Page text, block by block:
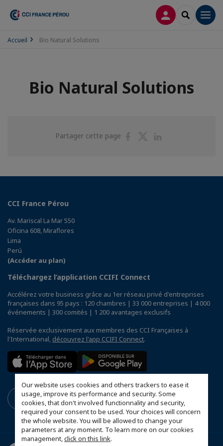
Our website uses cookies and others trackers to ease it
usage, improve its performance and security. Some
cookies, that don't involved functionnality and security,
required your consent to be used. Your choices will concern
the whole website. You will be allowed to change your
parameters at any moment. To learn more on our cookies
management,click on this link.
CONNEXION
Accueil Bio Natural Solutions
Bio Natural Solutions
Partager cette page
PartagerPartager
CCI France Pérou
Av. Mariscal La Mar 550
Oficina 608, Miraflores
Lima
Perú
(Accéder au plan)
Téléchargez l’application CCIFI Connect
Accélérez votre business grâce au 1er réseau privé d'entreprises
françaises dans 95 pays : 120 chambres | 33 000 entreprises | 4 000
événements | 300 comités | 1 200 avantages exclusifs
Réservée exclusivement aux membres des CCI Françaises à
l'International, découvrez l'app CCIFI Connect.